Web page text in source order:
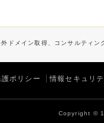
ドメイン取得、コンサルティ
ポリシー 情報セキュリ
Copyright ©